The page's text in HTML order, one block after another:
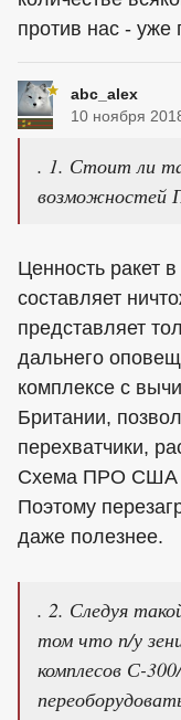
против нас - уже
abc_alex
10 ноября
. 1. Стоит ли
возможностей
Ценность
составляет
представляет
дальнего
комплексе с
Британии,
перехватчики,
Схема ПРО США
Поэтому
даже полезнее.
. 2. Следуя
том что п/у
комплесов С-